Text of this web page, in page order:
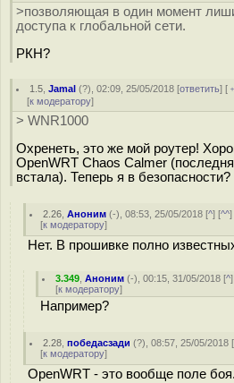
>позволяющая в один момент
доступа к глобальной сети.
РКН?
1.5 ,Jamal (?), 02:09, 25/05/2018 [ответить] [
[к модератору]
> WNR1000
Охренеть, это же мой роутер!
OpenWRT Chaos Calmer
встала). Теперь я в безопасности?
2.26 ,Аноним (-), 08:53, 25/05/2018 [^] [^^]
[к модератору]
Нет. В прошивке полно
3.349 ,Аноним (-), 00:15, 31/05/2018 [^
[к модератору]
Например?
2.28 ,победасзади (?), 08:57, 25/05/2018 [
[к модератору]
OpenWRT - это вообще поле боя.